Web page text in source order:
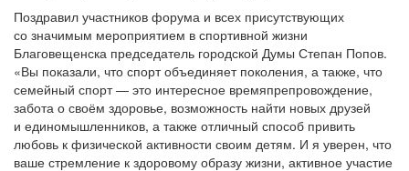
Поздравил участников форума и всех присутствующих
со значимым мероприятием в спортивной жизни
Благовещенска председатель городской Думы Степан Попов.
«Вы показали, что спорт объединяет поколения, а также, что
семейный спорт — это интересное времяпрепровождение,
забота о своём здоровье, возможность найти новых друзей
и единомышленников, а также отличный способ привить
любовь к физической активности своим детям. И я уверен, что
ваше стремление к здоровому образу жизни, активное участие